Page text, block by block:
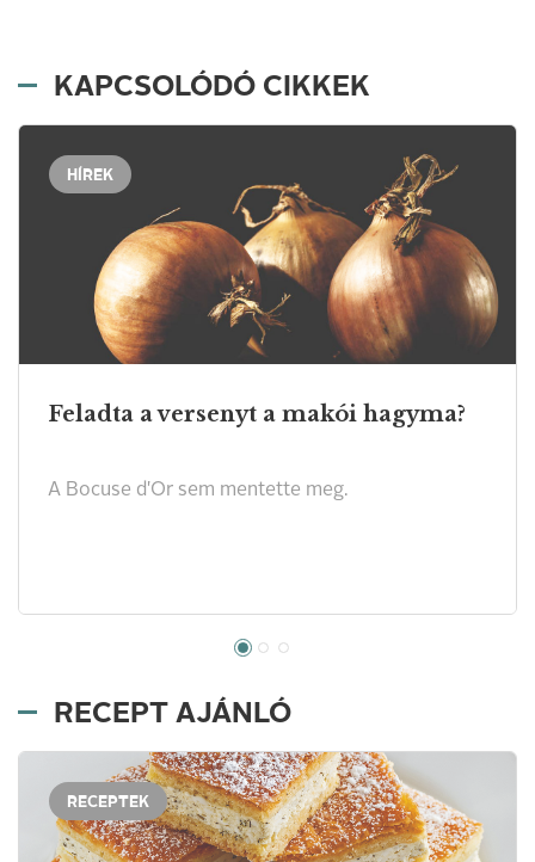
KAPCSOLÓDÓ CIKKEK
HÍREK
Feladta a versenyt a makói hagyma?
A Bocuse d'Or sem mentette meg.
RECEPT AJÁNLÓ
RECEPTEK